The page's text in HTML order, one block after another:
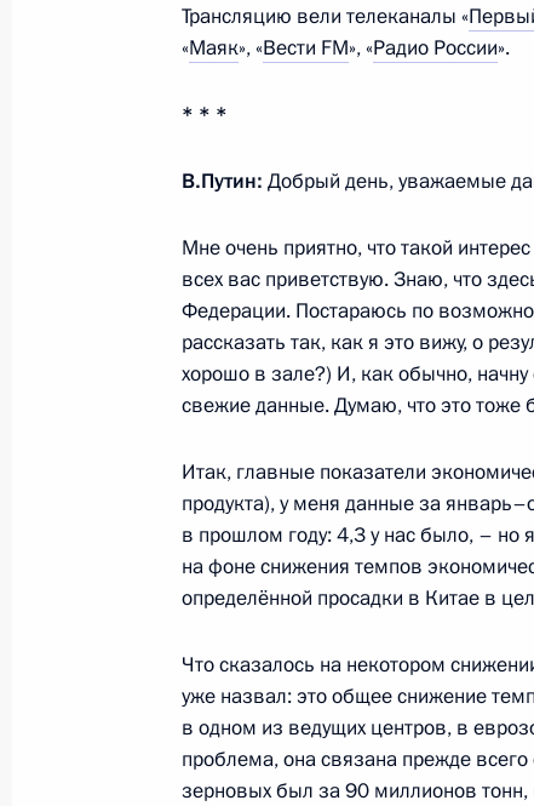
дел
Поздравление Александру Анквабу
Внесены изменения в закон о
помощи
26 декабря 2012 года, 13:40
В Кремле вручены
Федерации
26 декабря 2012 года, 13:30 Москва,
Внесены изменения в Кодекс об
правонарушениях
26 декабря 2012 года, 12:20
Трансляцию вели телеканалы «
«Маяк», «Вести FM», «Радио России».
* * *
В.Путин: Добрый день, уважаемые
Мне очень приятно, что такой
всех вас приветствую. Знаю, что
Федерации. Постараюсь по
рассказать так, как я это вижу, о
хорошо в зале?) И, как обычно,
свежие данные. Думаю, что это тоже
Итак, главные показатели
продукта), у меня данные за
в прошлом году: 4,3 у нас было, – но
на фоне снижения темпов
определённой просадки в Китае в
Что сказалось на некотором
уже назвал: это общее снижение
в одном из ведущих центров, в
проблема, она связана прежде
зерновых был за 90 миллионов